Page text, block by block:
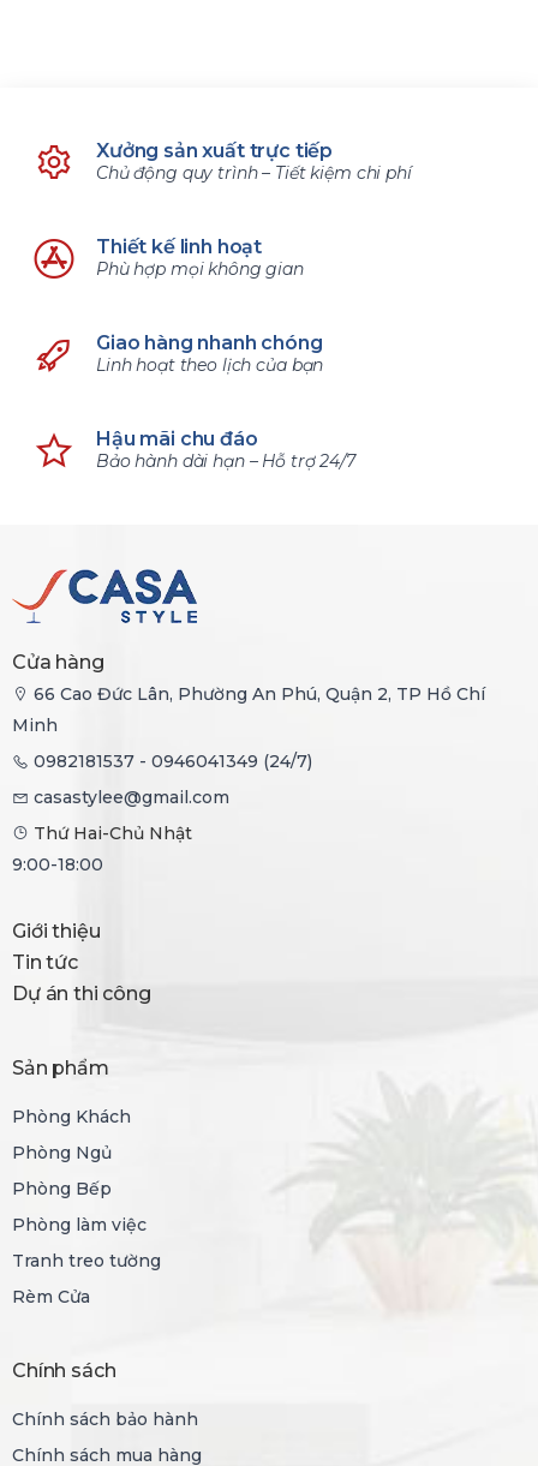
Xưởng sản xuất trực tiếp
Chủ động quy trình – Tiết kiệm chi phí
Thiết kế linh hoạt
Phù hợp mọi không gian
Giao hàng nhanh chóng
Linh hoạt theo lịch của bạn
Hậu mãi chu đáo
Bảo hành dài hạn – Hỗ trợ 24/7
Cửa hàng
66 Cao Đức Lân, Phường An Phú, Quận 2, TP Hồ Chí
Minh
0982181537 - 0946041349 (24/7)
casastylee@gmail.com
Thứ Hai-Chủ Nhật
9:00-18:00
Giới thiệu
Tin tức
Dự án thi công
Sản phẩm
Phòng Khách
Phòng Ngủ
Phòng Bếp
Phòng làm việc
Tranh treo tường
Rèm Cửa
Chính sách
Chính sách bảo hành
Chính sách mua hàng